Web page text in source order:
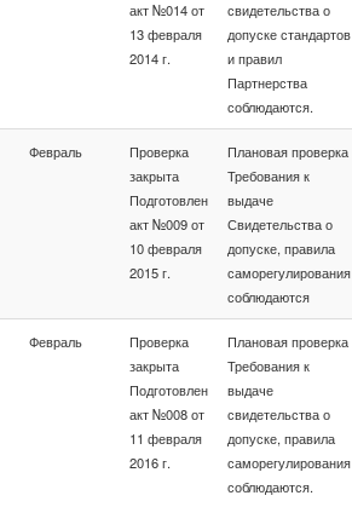
акт №014 от
13 февраля
2014 г.
свидетельства о
допуске стандартов
и правил
Партнерства
соблюдаются.
Февраль
Проверка
закрыта
Подготовлен
акт №009 от
10 февраля
2015 г.
Плановая проверка
Требования к
выдаче
Свидетельства о
допуске, правила
саморегулирования
соблюдаются
Февраль
Проверка
закрыта
Подготовлен
акт №008 от
11 февраля
2016 г.
Плановая проверка
Требования к
выдаче
свидетельства о
допуске, правила
саморегулирования
соблюдаются.